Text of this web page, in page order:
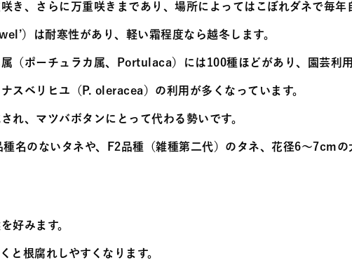
き、さらに万重咲きまであり、場所によってはこぼれダネで毎
）は耐寒性があり、軽い霜程度なら越冬します。
（ポーチュラカ属、Portulaca）には100種ほどがあり、園芸利
スベリヒユ（P. oleracea）の利用が多くなっています。
れ、マツバボタンにとって代わる勢いです。
名のないタネや、F2品種（雑種第二代）のタネ、花径6～7cmの
好みます。
と根腐れしやすくなります。